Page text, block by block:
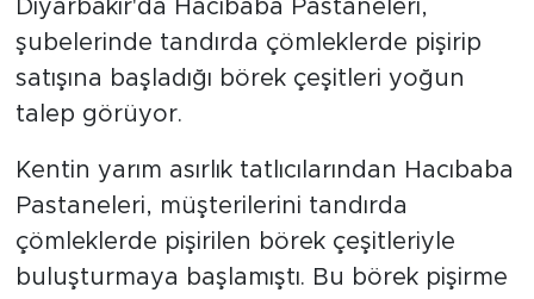
Diyarbakır'da Hacıbaba Pastaneleri,
şubelerinde tandırda çömleklerde pişirip
satışına başladığı börek çeşitleri yoğun
talep görüyor.
Kentin yarım asırlık tatlıcılarından Hacıbaba
Pastaneleri, müşterilerini tandırda
çömleklerde pişirilen börek çeşitleriyle
buluşturmaya başlamıştı. Bu börek pişirme